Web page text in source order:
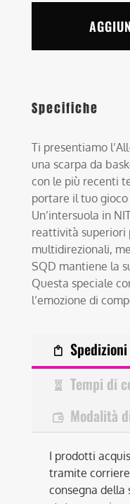
Specifiche
Ti presentiamo
una scarpa da
con le più recenti
portare il tuo gioco
Un’intersuola in
reattività superiori
multidirezionali,
SQD mantiene la
Questa speciale
l’emozione di
Spedizioni
Tempi di
Modalità
I prodotti
tramite
consegna della